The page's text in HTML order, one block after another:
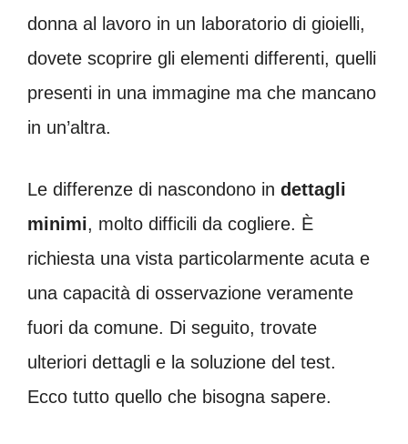
donna al lavoro in un laboratorio di gioielli,
dovete scoprire gli elementi differenti, quelli
presenti in una immagine ma che mancano
in un’altra.
Le differenze di nascondono in dettagli
minimi, molto difficili da cogliere. È
richiesta una vista particolarmente acuta e
una capacità di osservazione veramente
fuori da comune. Di seguito, trovate
ulteriori dettagli e la soluzione del test.
Ecco tutto quello che bisogna sapere.